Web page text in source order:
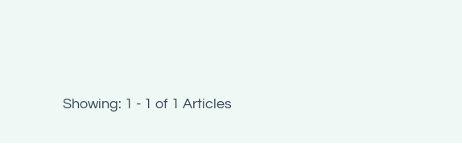
Showing: 1 - 1 of 1 Articles